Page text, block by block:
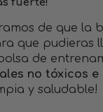
fuerte!
de que la
que pudieras
de
no tóxicos e
y saludable!